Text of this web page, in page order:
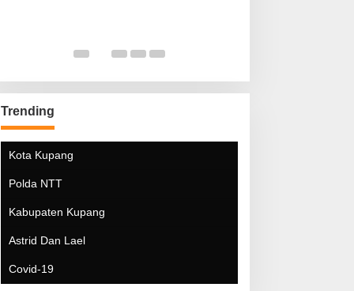
Polda NTT
Kabupaten Kupang
Astrid Dan Lael
Covid-19